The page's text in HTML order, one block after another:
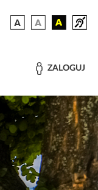
ZALOGUJ